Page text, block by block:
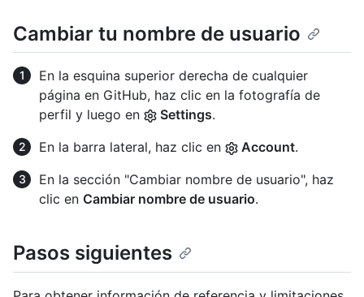
Cambiar tu nombre de usuario
En la esquina superior derecha de cualquier
página en GitHub, haz clic en la fotografía de
perfil y luego en
Settings.
En la barra lateral, haz clic en
Account.
En la sección "Cambiar nombre de usuario", haz
clic en Cambiar nombre de usuario.
Pasos siguientes